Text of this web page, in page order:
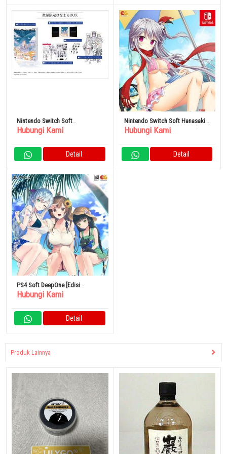
Nintendo Switch Soft
CRYMACHINA Hanamaru BOX
Hubungi Kami
Detail
Nintendo Switch Soft Hanasaki
Workspring! [Edisi Terbatas]
Hubungi Kami
Detail
PS4 Soft DeepOne [Edisi
Terbatas]
Hubungi Kami
Detail
Produk Lainnya